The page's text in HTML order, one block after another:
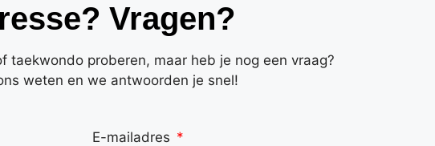
Vragen?
taekwondo proberen, maar heb je nog een vraag?
weten en we antwoorden je snel!
E-mailadres